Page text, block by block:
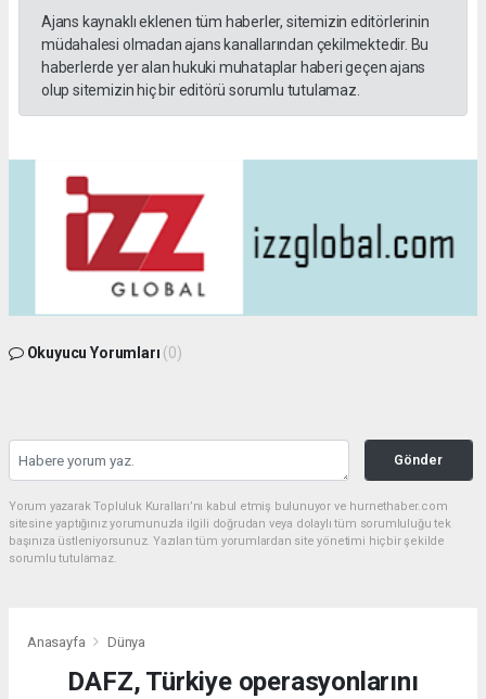
Ajans kaynaklı eklenen tüm haberler, sitemizin editörlerinin
müdahalesi olmadan ajans kanallarından çekilmektedir. Bu
haberlerde yer alan hukuki muhataplar haberi geçen ajans
olup sitemizin hiç bir editörü sorumlu tutulamaz.
Okuyucu Yorumları (0)
Gönder
Yorum yazarak Topluluk Kuralları’nı kabul etmiş bulunuyor ve hurnethaber.com
sitesine yaptığınız yorumunuzla ilgili doğrudan veya dolaylı tüm sorumluluğu tek
başınıza üstleniyorsunuz. Yazılan tüm yorumlardan site yönetimi hiçbir şekilde
sorumlu tutulamaz.
Anasayfa Dünya
DAFZ, Türkiye operasyonlarını